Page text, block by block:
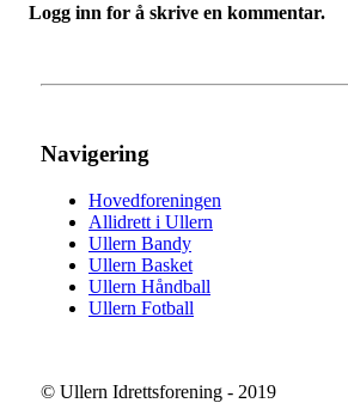
Logg inn for å skrive en kommentar.
Navigering
Hovedforeningen
Allidrett i Ullern
Ullern Bandy
Ullern Basket
Ullern Håndball
Ullern Fotball
© Ullern Idrettsforening - 2019